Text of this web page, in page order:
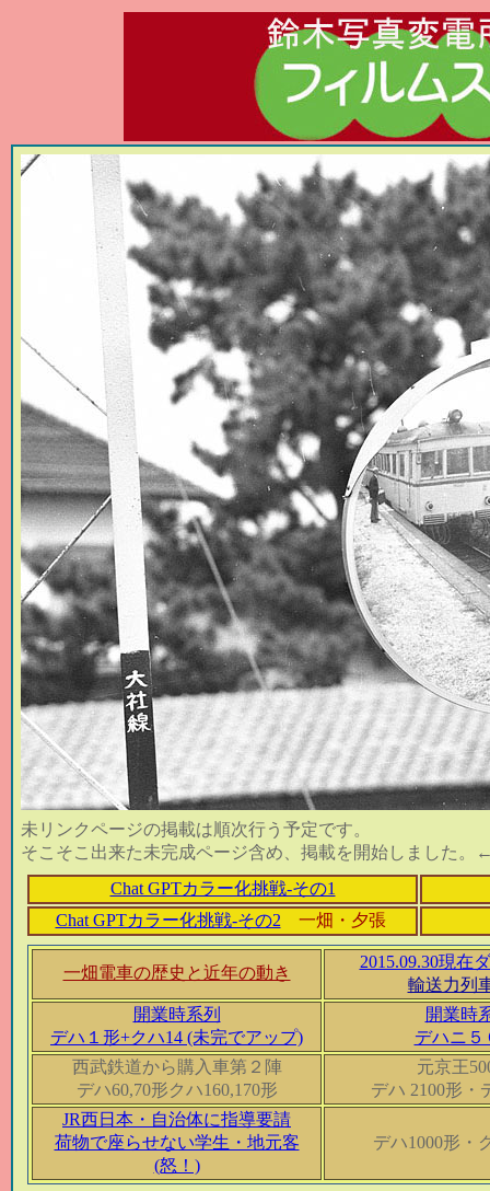
未リンクページの掲載は順次行う予定です。
そこそこ出来た未完成ページ含め、掲載を開始しました
Chat GPTカラー化挑戦-その1
Chat GPTカラー化挑戦-その2
一畑・夕張
一畑電車の歴史と近年の動き
2015.09.30現在
輸送力列
開業時系列
デハ１形+クハ14 (未完でアップ)
開業時
デハニ
西武鉄道から購入車第２陣
デハ60,70形クハ160,170形
元京王
デハ 2100形・
JR西日本・自治体に指導要請
荷物で座らせない学生・地元客
(怒！)
デハ1000形・